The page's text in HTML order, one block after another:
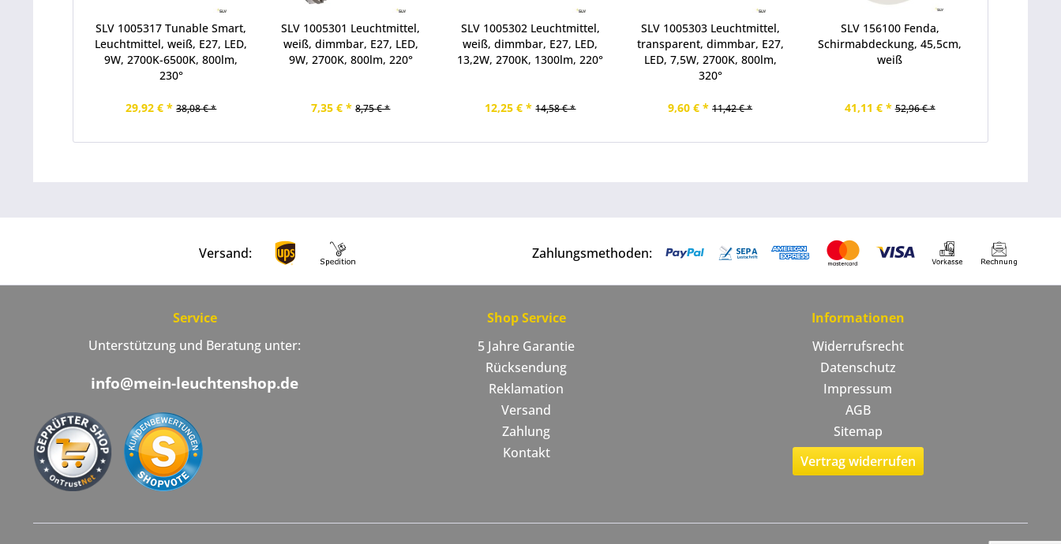
SLV 1005317 Tunable Smart,
Leuchtmittel, weiß, E27, LED,
9W, 2700K-6500K, 800lm,
230°
29,92 € * 38,08 € *
SLV 1005301 Leuchtmittel,
weiß, dimmbar, E27, LED,
9W, 2700K, 800lm, 220°
7,35 € * 8,75 € *
SLV 1005302 Leuchtmittel,
weiß, dimmbar, E27, LED,
13,2W, 2700K, 1300lm, 220°
12,25 € * 14,58 € *
SLV 1005303 Leuchtmittel,
transparent, dimmbar, E27,
LED, 7,5W, 2700K, 800lm,
320°
9,60 € * 11,42 € *
SLV 156100 Fenda,
Schirmabdeckung, 45,5cm,
weiß
41,11 € * 52,96 € *
Versand: Zahlungsmethoden:
Service
Unterstützung und Beratung unter:
info@mein-leuchtenshop.de
Shop Service
5 Jahre Garantie
Rücksendung
Reklamation
Versand
Zahlung
Kontakt
Informationen
Widerrufsrecht
Datenschutz
Impressum
AGB
Sitemap
Vertrag widerrufen